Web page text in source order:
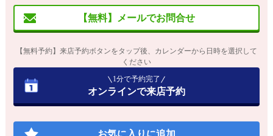
【無料】メールでお問合せ
【無料予約】来店予約ボタンをタップ後、カレンダーから日時を選択して
ください
1分で予約完了
オンラインで来店予約